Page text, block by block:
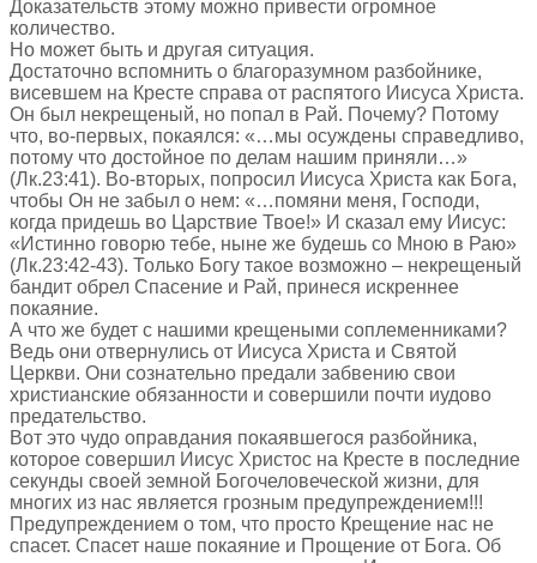
Доказательств этому можно привести огромное
количество.
Но может быть и другая ситуация.
Достаточно вспомнить о благоразумном разбойнике,
висевшем на Кресте справа от распятого Иисуса Христа.
Он был некрещеный, но попал в Рай. Почему? Потому
что, во-первых, покаялся: «…мы осуждены справедливо,
потому что достойное по делам нашим приняли…»
(Лк.23:41). Во-вторых, попросил Иисуса Христа как Бога,
чтобы Он не забыл о нем: «…помяни меня, Господи,
когда придешь во Царствие Твое!» И сказал ему Иисус:
«Истинно говорю тебе, ныне же будешь со Мною в Раю»
(Лк.23:42-43). Только Богу такое возможно – некрещеный
бандит обрел Спасение и Рай, принеся искреннее
покаяние.
А что же будет с нашими крещеными соплеменниками?
Ведь они отвернулись от Иисуса Христа и Святой
Церкви. Они сознательно предали забвению свои
христианские обязанности и совершили почти иудово
предательство.
Вот это чудо оправдания покаявшегося разбойника,
которое совершил Иисус Христос на Кресте в последние
секунды своей земной Богочеловеческой жизни, для
многих из нас является грозным предупреждением!!!
Предупреждением о том, что просто Крещение нас не
спасет. Спасет наше покаяние и Прощение от Бога. Об